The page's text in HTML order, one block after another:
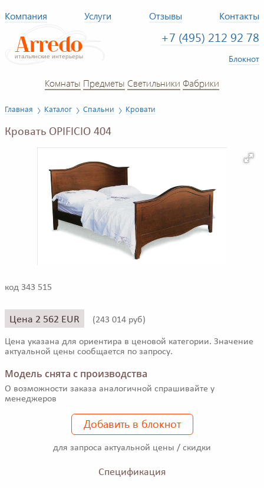
Компания Услуги Отзывы Контакты
+7 (495) 212 92 78
Блокнот
Комнаты Предметы Светильники Фабрики
Главная Каталог Спальни Кровати
Кровать OPIFICIO 404
код 343 515
Цена 2 562 EUR (243 014 руб)
Цена указана для ориентира в ценовой категории. Значение
актуальной цены сообщается по запросу.
Модель снята с производства
О возможности заказа аналогичной спрашивайте у
менеджеров
Добавить в блокнот
для запроса актуальной цены / скидки
Спецификация